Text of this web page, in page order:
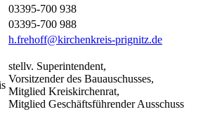
03395-700 938
03395-700 988
h.frehoff@kirchenkreis-prignitz.de
stellv. Superintendent,
Vorsitzender des Bauauschusses,
Mitglied Kreiskirchenrat,
Mitglied Geschäftsführender Ausschuss